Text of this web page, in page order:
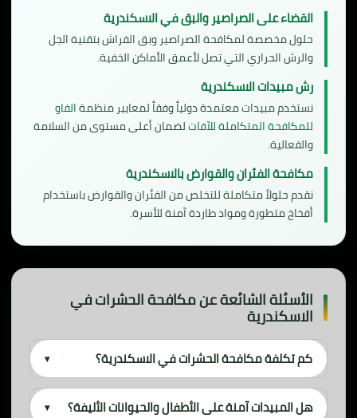
القضاء على الصراصير والبق في الاسكندرية
حلول مخصصة لمكافحة الصراصير وبق الفراش بتقنية الجل
والرش الحراري التي تصل لأعمق الأماكن الخفية.
رش مبيدات الاسكندرية
نستخدم مبيدات معتمدة دولياً وفقاً لمعايير منظمةالفاو
للمكافحة المتكاملة للآفاتلضمان أعلى مستوى من السلامة
والفعالية.
مكافحة الفئران والقوارض بالاسكندرية
نقدم حلولاً متكاملة للتخلص من الفئران والقوارض باستخدام
أفخاخ متطورة ومواد طاردة آمنة للأسرة.
الأسئلة الشائعة عن مكافحة الحشرات في
الاسكندرية
كم تكلفة مكافحة الحشرات في الاسكندرية؟ ▾
هل المبيدات آمنة على الأطفال والحيوانات الأليفة؟ ▾